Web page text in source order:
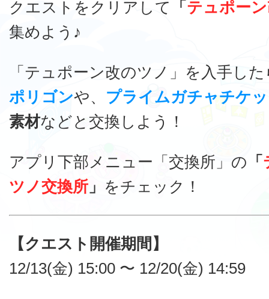
クエストをクリアして 「 テュポー
集めよう♪
「テュポーン改のツノ」を入手し
ポリゴンや、 プライムガチャチケ
素材などと交換しよう！
アプリ下部メニュー「交換所」の 「
ツノ交換所 」 をチェック！
【クエスト開催期間】
12/13(金) 15:00 〜 12/20(金) 14:59